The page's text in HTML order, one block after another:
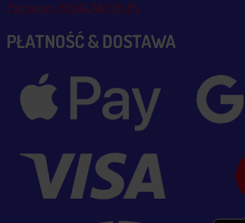
Partnerzy MSALAMON.PL
PŁATNOŚĆ & DOSTAWA